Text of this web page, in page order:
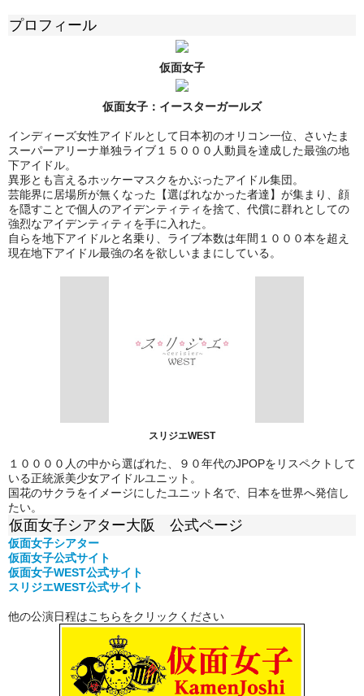
プロフィール
仮面女子
仮面女子： イースターガールズ
インディーズ女性アイドルとして日本初のオリコン一位、さいたま
スーパーアリーナ単独ライブ１５０００人動員を達成した最強の地
下アイドル。
異形とも言えるホッケーマスクをかぶったアイドル集団。
芸能界に居場所が無くなった【選ばれなかった者達】が集まり、顔
を隠すことで個人のアイデンティティを捨て、代償に群れとしての
強烈なアイデンティティを手に入れた。
自らを地下アイドルと名乗り、ライブ本数は年間１０００本を超え
現在地下アイドル最強の名を欲しいままにしている。
スリジエWEST
１００００人の中から選ばれた、９０年代のJPOPをリスペクトして
いる正統派美少女アイドルユニット。
国花のサクラをイメージにしたユニット名で、日本を世界へ発信し
たい。
仮面女子シアター大阪 公式ページ
仮面女子シアター
仮面女子公式サイト
仮面女子WEST公式サイト
スリジエWEST公式サイト
他の公演日程はこちらをクリックください